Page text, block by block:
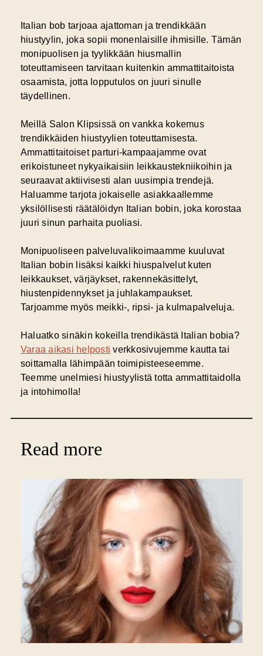
Italian bob tarjoaa ajattoman ja trendikkään
hiustyylin, joka sopii monenlaisille ihmisille. Tämän
monipuolisen ja tyylikkään hiusmallin
toteuttamiseen tarvitaan kuitenkin ammattitaitoista
osaamista, jotta lopputulos on juuri sinulle
täydellinen.
Meillä Salon Klipsissä on vankka kokemus
trendikkäiden hiustyylien toteuttamisesta.
Ammattitaitoiset parturi-kampaajamme ovat
erikoistuneet nykyaikaisiin leikkaustekniikoihin ja
seuraavat aktiivisesti alan uusimpia trendejä.
Haluamme tarjota jokaiselle asiakkaallemme
yksilöllisesti räätälöidyn Italian bobin, joka korostaa
juuri sinun parhaita puoliasi.
Monipuoliseen palveluvalikoimaamme kuuluvat
Italian bobin lisäksi kaikki hiuspalvelut kuten
leikkaukset, värjäykset, rakennekäsittelyt,
hiustenpidennykset ja juhlakampaukset.
Tarjoamme myös meikki-, ripsi- ja kulmapalveluja.
Haluatko sinäkin kokeilla trendikästä Italian bobia?
Varaa aikasi helposti verkkosivujemme kautta tai
soittamalla lähimpään toimipisteeseemme.
Teemme unelmiesi hiustyylistä totta ammattitaidolla
ja intohimolla!
Read more